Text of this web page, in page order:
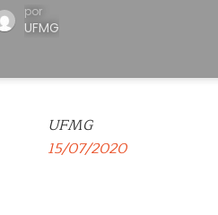
por
UFMG
UFMG
15/07/2020